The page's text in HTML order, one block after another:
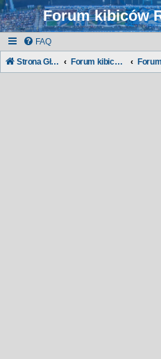
Forum kibiców
FAQ
Strona Główna Forum kibiców Ruchu